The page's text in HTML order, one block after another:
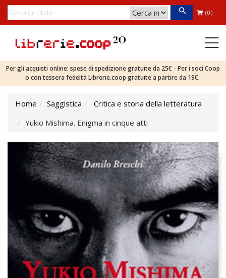
(0)
Per gli acquisti online: spese di spedizione gratuite da 25€ - Per i soci Coop
o con tessera fedeltà Librerie.coop gratuite a partire da 19€.
Home Saggistica
Critica e storia della letteratura
Yukio Mishima. Enigma in cinque atti